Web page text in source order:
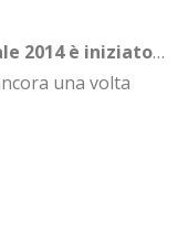
2014 è iniziato…
una volta